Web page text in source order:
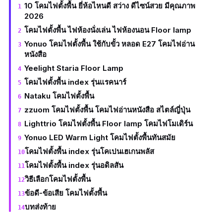
10 โคมไฟตั้งพื้น ยี่ห้อไหนดี สว่าง ดีไซน์สวย มีคุณภาพ
2026
โคมไฟตั้งพื้น ไฟห้องนั่งเล่น ไฟห้องนอน Floor lamp
Yonuo โคมไฟตั้งพื้น ใช้กับขั้ว หลอด E27 โคมไฟอ่าน
หนังสือ
Yeelight Staria Floor Lamp
โคมไฟตั้งพื้น index รุ่นแรคนาร์
Nataku โคมไฟตั้งพื้น
zzuom โคมไฟตั้งพื้น โคมไฟอ่านหนังสือ สไตล์ญี่ปุ่น
Lighttrio โคมไฟตั้งพื้น Floor lamp โคมไฟโมเดิร์น
Yonuo LED Warm Light โคมไฟตั้งพื้นทันสมัย
โคมไฟตั้งพื้น index รุ่นโคเปนเฮเกนพลัส
โคมไฟตั้งพื้น index รุ่นอดิลสัน
วิธีเลือกโคมไฟตั้งพื้น
ข้อดี-ข้อเสีย โคมไฟตั้งพื้น
บทส่งท้าย